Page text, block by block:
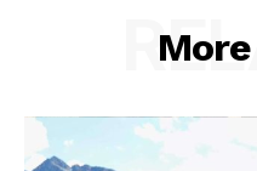
Subscription Plans